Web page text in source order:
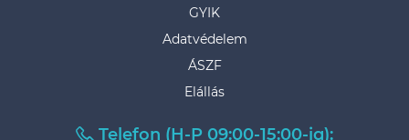
GYIK
Adatvédelem
ÁSZF
Elállás
Telefon (H-P 09:00-15:00-ig):